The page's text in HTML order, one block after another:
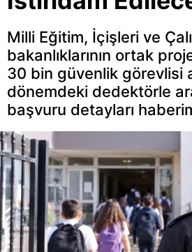
Milli Eğitim, İçişleri ve
bakanlıklarının ortak
30 bin güvenlik görevlisi
dönemdeki dedektörle
başvuru detayları